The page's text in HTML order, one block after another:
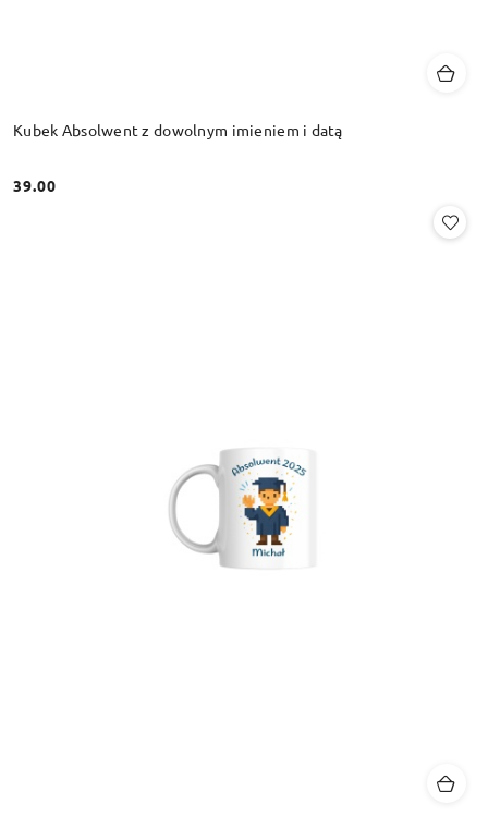
Kubek Absolwent z dowolnym imieniem i datą
Cena:
39.00